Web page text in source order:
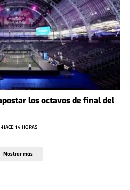
los octavos de final del
HACE 14 HORAS
Mostrar más